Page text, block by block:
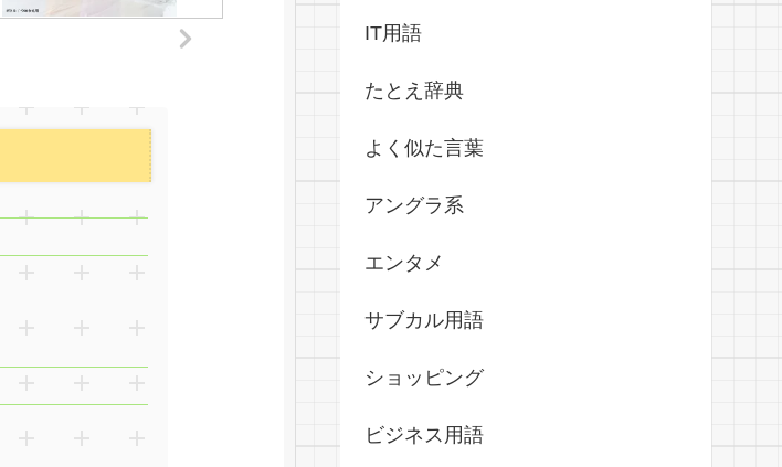
IT用語
たとえ辞典
よく似た言葉
アングラ系
エンタメ
サブカル用語
ショッピング
ビジネス用語